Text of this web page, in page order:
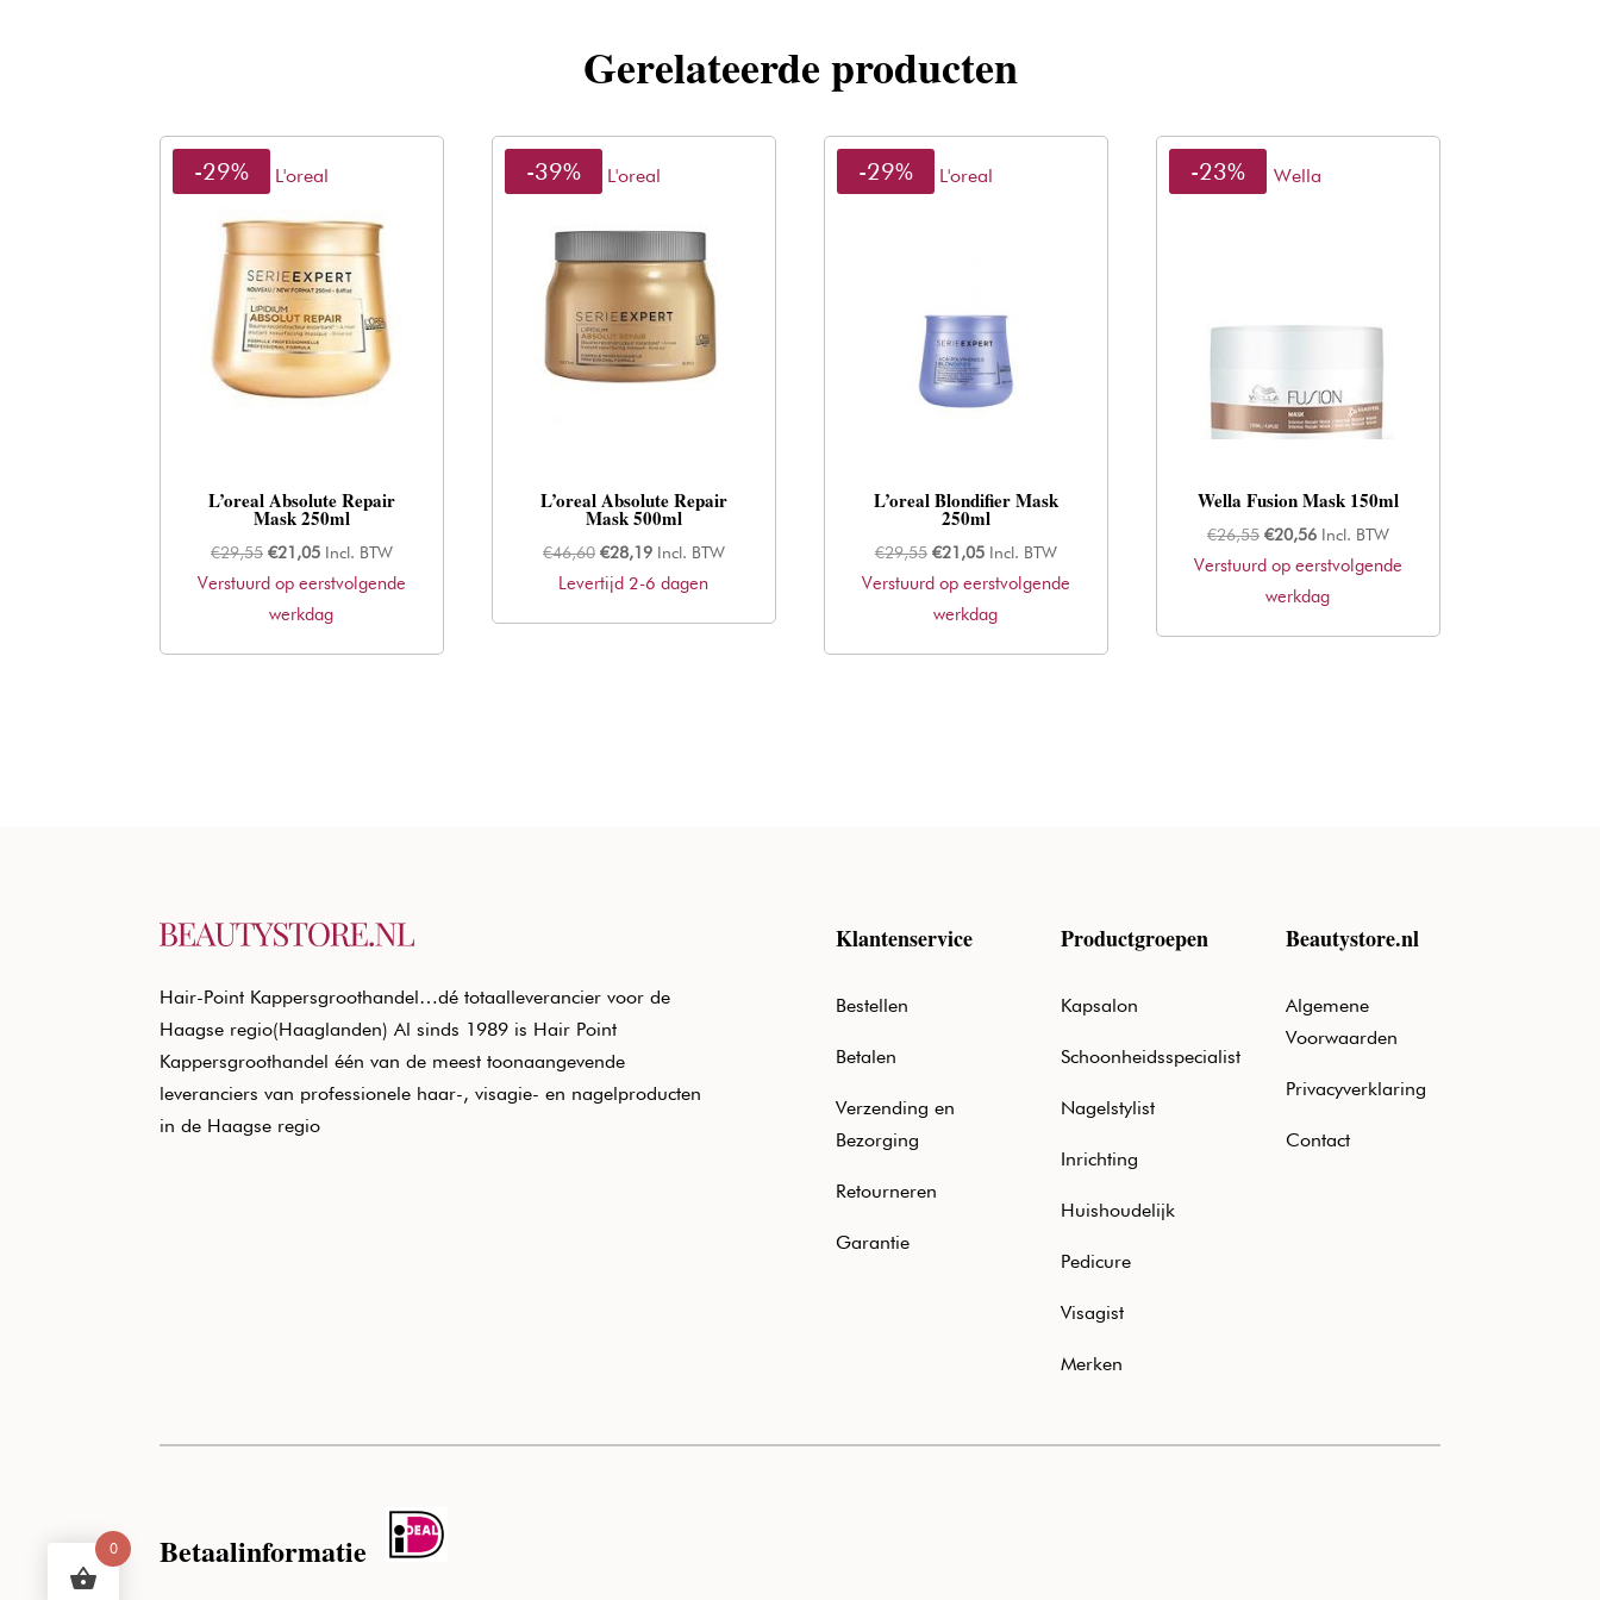
Gerelateerde producten
L'oreal
-29%
L’oreal Absolute Repair
Mask 250ml
€29,55 Oorspronkelijke
prijs
was:
€21,05Huidige
prijs
is:
Incl. BTW
Verstuurd op eerstvolgende
werkdag
L'oreal
-39%
L’oreal Absolute Repair
Mask 500ml
€46,60 Oorspronkelijke
prijs
€28,19Huidige
prijs
Incl. BTW
Levertijd 2-6 dagen
L'oreal
-29%
L’oreal Blondifier Mask
250ml
€29,55 Oorspronkelijke
prijs
was:
€21,05Huidige
prijs
is:
Incl. BTW
Verstuurd op eerstvolgende
werkdag
Wella
-23%
Wella Fusion Mask 150ml
€26,55 Oorspronkelijke
prijs
was:
€20,56Huidige
prijs
is:
Incl. BTW
Verstuurd op eerstvolgende
werkdag
Hair-Point Kappersgroothandel…dé totaalleverancier voor de
Haagse regio(Haaglanden) Al sinds 1989 is Hair Point
Kappersgroothandel één van de meest toonaangevende
leveranciers van professionele haar-, visagie- en nagelproducten
in de Haagse regio
Klantenservice
Bestellen
Betalen
Verzending en
Bezorging
Retourneren
Garantie
Productgroepen
Kapsalon
Schoonheidsspecialist
Nagelstylist
Inrichting
Huishoudelijk
Pedicure
Visagist
Merken
Beautystore.nl
Algemene
Voorwaarden
Privacyverklaring
Contact
Betaalinformatie
0